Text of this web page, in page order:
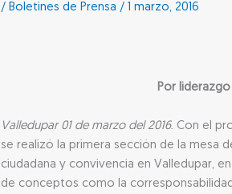
/ Boletines de Prensa /1 marzo, 2016
Por
Valledupar 01 de marzo del 2016. Con el
se realizó la primera sección de la mesa
ciudadana y convivencia en Valledupar,
de conceptos como la